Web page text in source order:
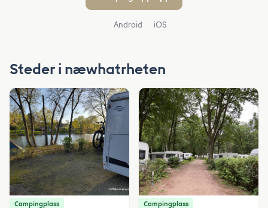
Android iOS
Steder i næwhatrheten
Campingplass Campingplass